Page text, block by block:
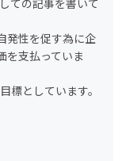
ての記事を書いて
発性を促す為に企
を支払っていま
標としています。